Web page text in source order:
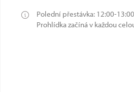
Polední přestávka: 12:00-
Prohlídka začíná v každou